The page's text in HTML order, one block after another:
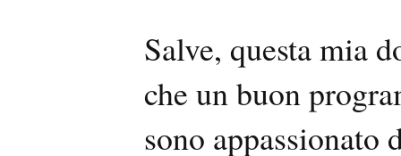
Salve, questa mia
che un buon
sono appassionato